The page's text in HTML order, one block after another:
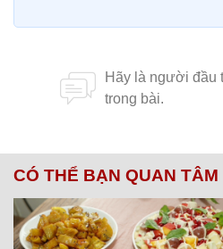
CÓ THỂ BẠN QUAN TÂM